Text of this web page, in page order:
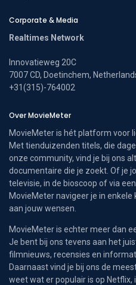
Corporate & Media
Realtimes Network
Innovatieweg 20C
7007 CD, Doetinchem,
+31(315)-764002
Over MovieMeter
MovieMeter is hét platform voor
Met tienduizenden titels, die
onze community, vind je bij ons
documentaire die je zoekt. Of je
televisie, in de bioscoop of via
MovieMeter navigeer je in
aan jouw wensen.
MovieMeter is echter meer dan
Je bent bij ons tevens aan het
filmnieuws, recensies en
Daarnaast vind je bij ons de
weet wat er populair is op Netflix,